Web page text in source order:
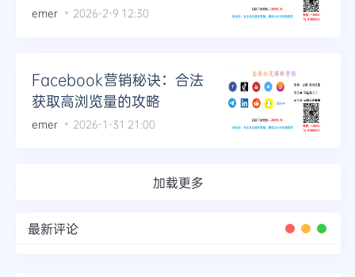
emer 2026-2-9 12:30
Facebook营销秘诀：合法
获取高浏览量的攻略
emer 2026-1-31 21:00
加载更多
最新评论